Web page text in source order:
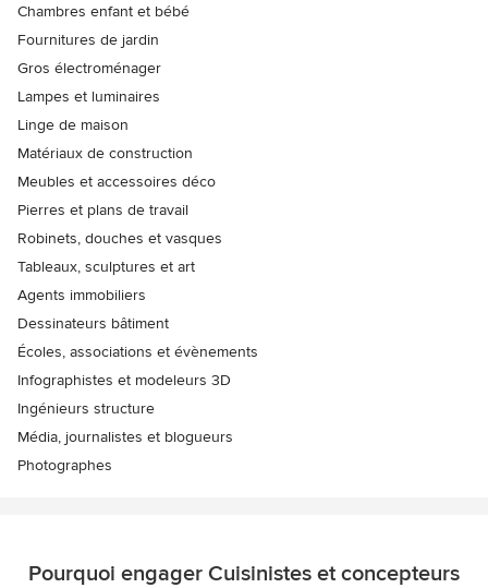
Chambres enfant et bébé
Fournitures de jardin
Gros électroménager
Lampes et luminaires
Linge de maison
Matériaux de construction
Meubles et accessoires déco
Pierres et plans de travail
Robinets, douches et vasques
Tableaux, sculptures et art
Agents immobiliers
Dessinateurs bâtiment
Écoles, associations et évènements
Infographistes et modeleurs 3D
Ingénieurs structure
Média, journalistes et blogueurs
Photographes
Pourquoi engager Cuisinistes et concepteurs